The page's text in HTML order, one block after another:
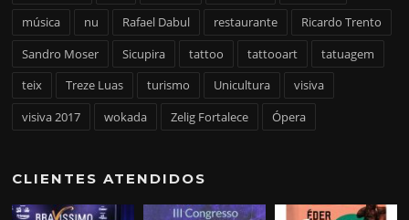
música
nu Rafael Dabul restaurante
Ricardo Trento
Sandro Moser
Sicupira tattoo tattooart
tatuagem
teix
Treze Luas turismo Unicultura
visiva
visiva 2017
wokada Zelig Fortalece Ópera
CLIENTES ATENDIDOS